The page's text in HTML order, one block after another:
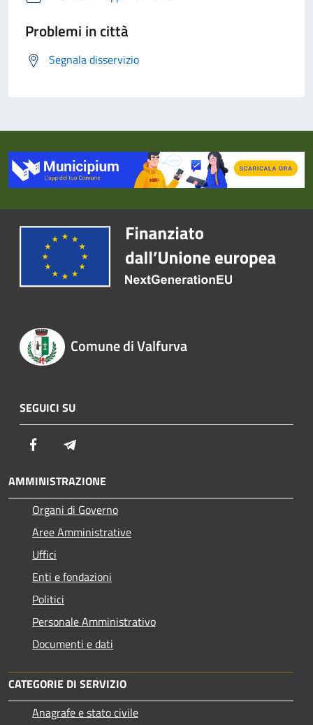
Problemi in città
Segnala disservizio
Comune di Valfurva
SEGUICI SU
Facebook
AMMINISTRAZIONE
Organi di Governo
Aree Amministrative
Uffici
Enti e fondazioni
Politici
Personale Amministrativo
Documenti e dati
CATEGORIE DI SERVIZIO
Anagrafe e stato civile